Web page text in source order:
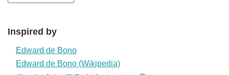
Inspired by
Edward de Bono
Edward de Bono (Wikipedia)